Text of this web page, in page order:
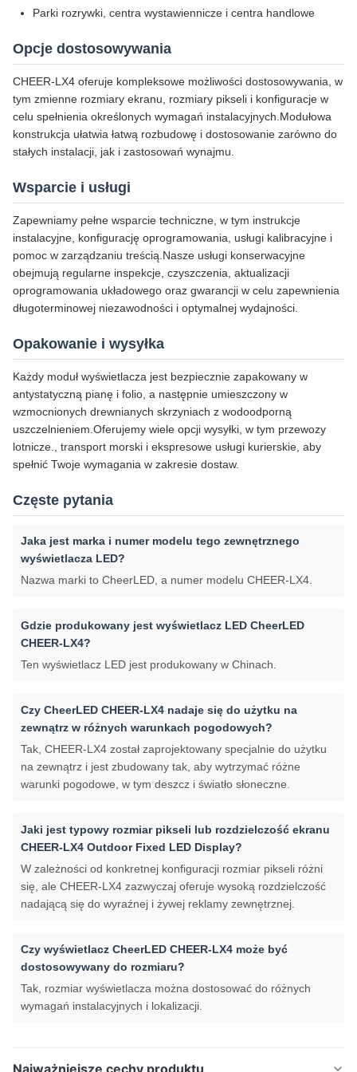
Parki rozrywki, centra wystawiennicze i centra handlowe
Opcje dostosowywania
CHEER-LX4 oferuje kompleksowe możliwości dostosowywania, w
tym zmienne rozmiary ekranu, rozmiary pikseli i konfiguracje w
celu spełnienia określonych wymagań instalacyjnych.Modułowa
konstrukcja ułatwia łatwą rozbudowę i dostosowanie zarówno do
stałych instalacji, jak i zastosowań wynajmu.
Wsparcie i usługi
Zapewniamy pełne wsparcie techniczne, w tym instrukcje
instalacyjne, konfigurację oprogramowania, usługi kalibracyjne i
pomoc w zarządzaniu treścią.Nasze usługi konserwacyjne
obejmują regularne inspekcje, czyszczenia, aktualizacji
oprogramowania układowego oraz gwarancji w celu zapewnienia
długoterminowej niezawodności i optymalnej wydajności.
Opakowanie i wysyłka
Każdy moduł wyświetlacza jest bezpiecznie zapakowany w
antystatyczną pianę i folio, a następnie umieszczony w
wzmocnionych drewnianych skrzyniach z wodoodporną
uszczelnieniem.Oferujemy wiele opcji wysyłki, w tym przewozy
lotnicze., transport morski i ekspresowe usługi kurierskie, aby
spełnić Twoje wymagania w zakresie dostaw.
Częste pytania
Jaka jest marka i numer modelu tego zewnętrznego
wyświetlacza LED?
Nazwa marki to CheerLED, a numer modelu CHEER-LX4.
Gdzie produkowany jest wyświetlacz LED CheerLED
CHEER-LX4?
Ten wyświetlacz LED jest produkowany w Chinach.
Czy CheerLED CHEER-LX4 nadaje się do użytku na
zewnątrz w różnych warunkach pogodowych?
Tak, CHEER-LX4 został zaprojektowany specjalnie do użytku
na zewnątrz i jest zbudowany tak, aby wytrzymać różne
warunki pogodowe, w tym deszcz i światło słoneczne.
Jaki jest typowy rozmiar pikseli lub rozdzielczość ekranu
CHEER-LX4 Outdoor Fixed LED Display?
W zależności od konkretnej konfiguracji rozmiar pikseli różni
się, ale CHEER-LX4 zazwyczaj oferuje wysoką rozdzielczość
nadającą się do wyraźnej i żywej reklamy zewnętrznej.
Czy wyświetlacz CheerLED CHEER-LX4 może być
dostosowywany do rozmiaru?
Tak, rozmiar wyświetlacza można dostosować do różnych
wymagań instalacyjnych i lokalizacji.
Najważniejsze cechy produktu